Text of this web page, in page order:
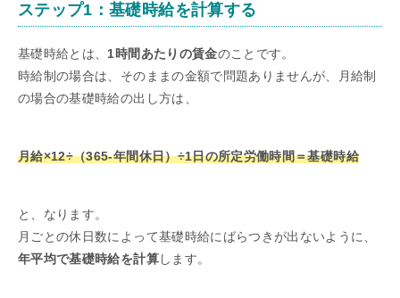
ステップ1：基礎時給を計算する
基礎時給とは、 1時間あたりの賃金のことです。
時給制の場合は、そのままの金額で問題ありませんが、月給制
の場合の基礎時給の出し方は、
月給×12÷（365-年間休日）÷1日の所定労働時間＝基礎時給
と、なります。
月ごとの休日数によって基礎時給にばらつきが出ないように、
年平均で基礎時給を計算します。